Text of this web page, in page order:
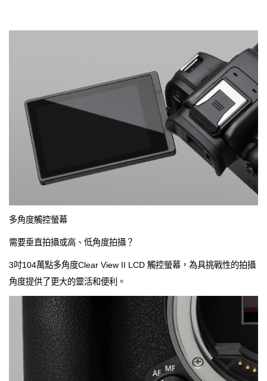
多角度觸控螢幕
需要垂直拍攝或高、低角度拍攝？
3吋104萬點多角度Clear View II LCD 觸控螢幕，為具挑戰性的拍攝
角度提供了更大的靈活和便利。